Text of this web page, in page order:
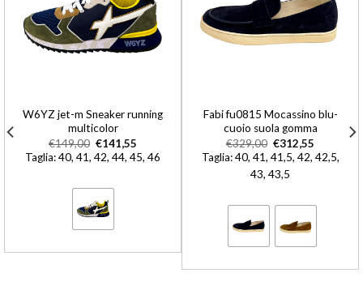
W6YZ jet-m Sneaker running
multicolor
€149,00 €141,55
Taglia: 40, 41, 42, 44, 45, 46
Fabi fu0815 Mocassino blu-
cuoio suola gomma
€329,00 €312,55
Taglia: 40, 41, 41,5, 42, 42,5,
43, 43,5